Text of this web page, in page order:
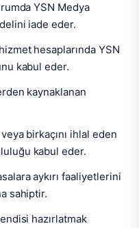
YSN Medya
iade eder.
hesaplarında YSN
kabul eder.
kaynaklanan
birkaçını ihlal eden
kabul eder.
aykırı faaliyetlerini
sahiptir.
hazırlatmak